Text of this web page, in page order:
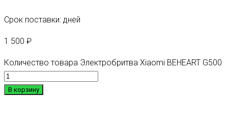
Срок поставки: дней
1 500 ₽
Количество товара Электробритва Xiaomi BEHEART G500
В корзину